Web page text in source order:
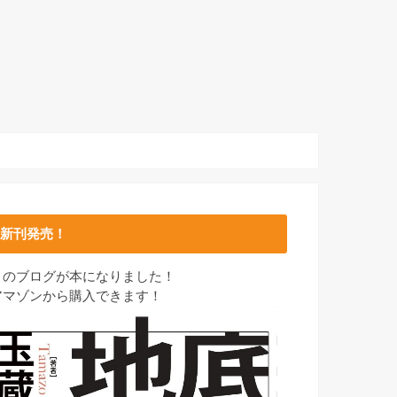
新刊発売！
のブログが本になりました！
マゾンから購入できます！